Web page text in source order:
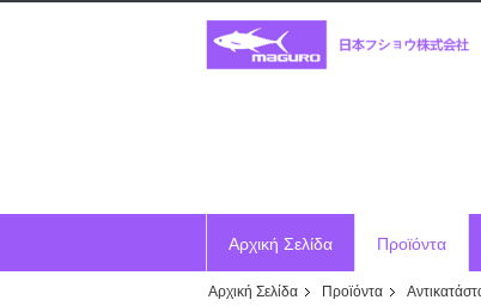
Αρχική Σελίδα Προϊόντα
Αρχική Σελίδα Προϊόντα